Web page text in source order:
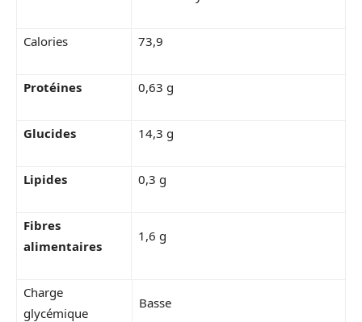
Calories 73,9
Protéines 0,63 g
Glucides 14,3 g
Lipides 0,3 g
Fibres
alimentaires
1,6 g
Charge
glycémique
Basse